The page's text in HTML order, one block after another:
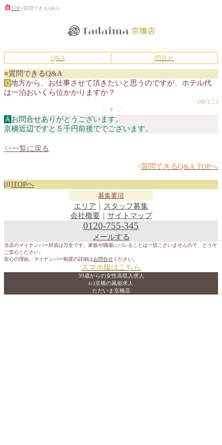
TOP>質問できるQ&A
Q&A 問合せ
■質問できるQ&A
Ｑ地方から、お仕事させて頂きたいと思うのですが、ホテル代
は一泊おいくら位かかりますか？
(ゆうこ)
▽▼▽
Ａ お問合せありがとうございます。
京橋近辺ですと５千円前後ででございます。
<<一覧に戻る
>質問できるQ&A TOPへ
[0]TOPへ
募集要項
エリア
スタッフ募集
会社概要｜ サイトマップ
0120-755-345
メールする
当店のマイナンバー対策は万全です。家族や職場にバレることは一切ございませんので、どうぞ
ご安心ください。
安心の理由、マイナンバー制度の詳細はお問合せください。
スマホ版はこちら
30歳からの女性高収入求人
(c)京橋の風俗求人
ただいま京橋店